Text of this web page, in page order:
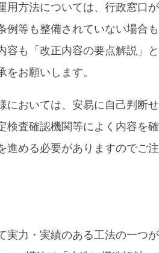
用方法については、行政窓口
例等も整備されていない場合
容も「改正内容の要点解説」
をお願いします。
においては、安易に自己判断
検査確認機関等によく内容を
進める必要がありますのでご
実力・実績のある工法の一つ